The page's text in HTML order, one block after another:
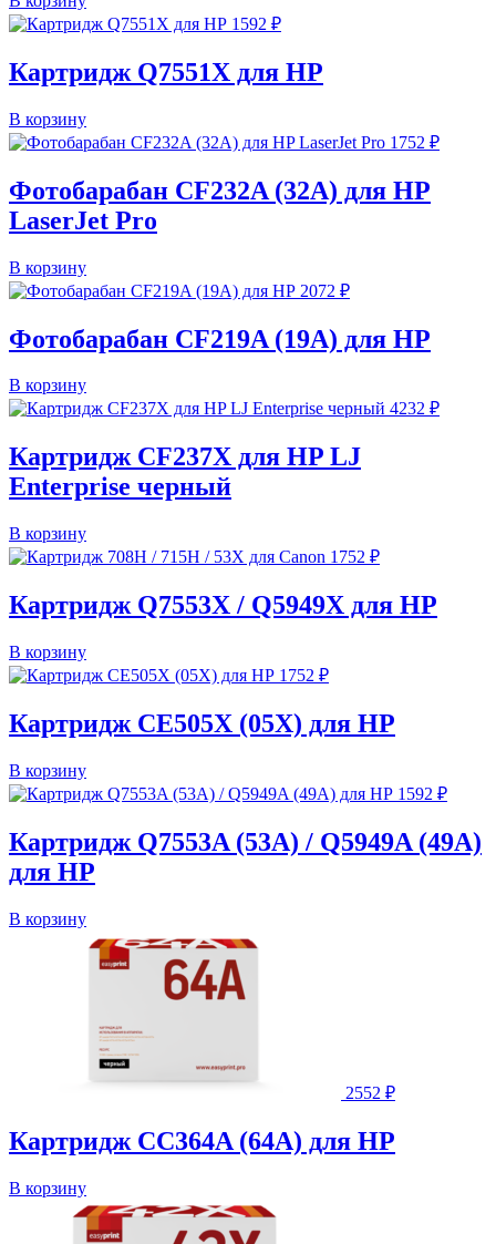
1592 ₽
Картридж Q7551X для HP
В корзину
1752 ₽
Фотобарабан CF232A (32A) для HP
LaserJet Pro
В корзину
2072 ₽
Фотобарабан CF219A (19A) для HP
В корзину
4232 ₽
Картридж CF237X для HP LJ
Enterprise черный
В корзину
1752 ₽
Картридж Q7553X / Q5949X для HP
В корзину
1752 ₽
Картридж CE505X (05X) для HP
В корзину
1592 ₽
Картридж Q7553A (53A) / Q5949A (49A)
для HP
В корзину
2552 ₽
Картридж CC364A (64A) для HP
В корзину